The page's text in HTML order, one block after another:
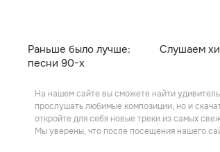
Раньше было лучше:
песни 90-х
Слушаем
На нашем сайте вы сможете найти
прослушать любимые композиции, но и
откройте для себя новые треки из самых
Мы уверены, что после посещения нашего